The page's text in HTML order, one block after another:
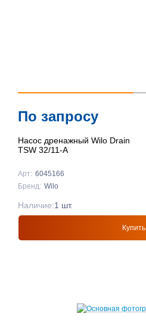
По запросу
Насос дренажный Wilo Drain
TSW 32/11-A
Арт: 6045166
Бренд: Wilo
Купить
Наличие:1 шт.